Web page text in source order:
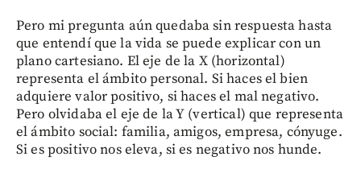
Pero mi pregunta aún quedaba sin respuesta hasta
que entendí que la vida se puede explicar con un
plano cartesiano. El eje de la X (horizontal)
representa el ámbito personal. Si haces el bien
adquiere valor positivo, si haces el mal negativo.
Pero olvidaba el eje de la Y (vertical) que representa
el ámbito social: familia, amigos, empresa, cónyuge.
Si es positivo nos eleva, si es negativo nos hunde.